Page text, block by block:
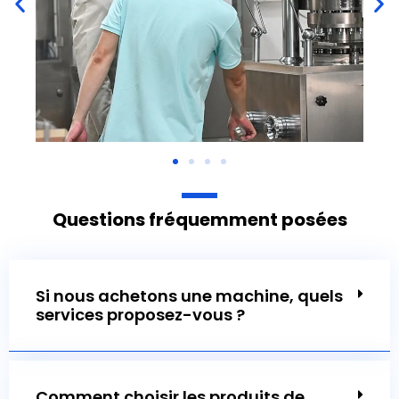
Questions fréquemment posées
Si nous achetons une machine, quels
services proposez-vous ?